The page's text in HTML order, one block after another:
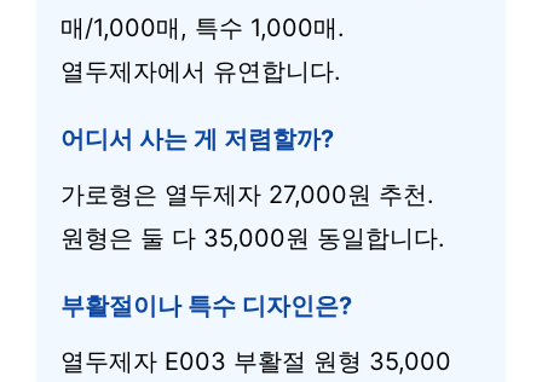
매/1,000매, 특수 1,000매.
열두제자에서 유연합니다.
어디서 사는 게 저렴할까?
가로형은 열두제자 27,000원 추천.
원형은 둘 다 35,000원 동일합니다.
부활절이나 특수 디자인은?
열두제자 E003 부활절 원형 35,000